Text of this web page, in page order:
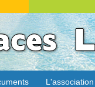
L'association